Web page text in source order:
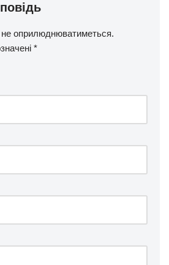
оприлюднюватиметься.
*